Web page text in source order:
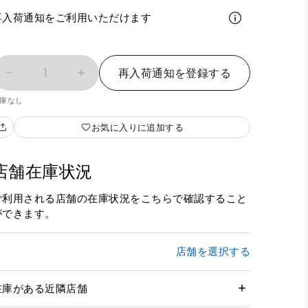
入荷通知をご利用いただけます
1 再入荷通知を登録する
なし
お気に入りに追加する
舗在庫状況
利用される店舗の在庫状況をこちらで確認すること
きます。
店舗を選択する
庫がある近隣店舗